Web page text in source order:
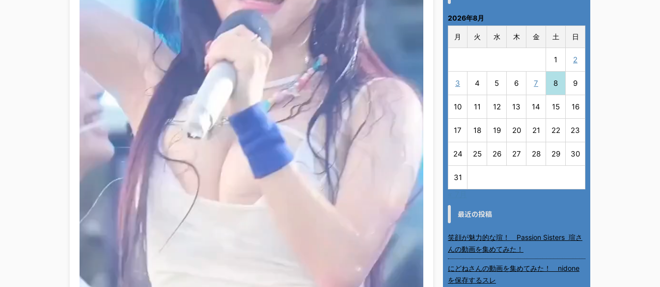
2026年8月
月 火 水 木 金 土 日
1 2
3 4 5 6 7 8 9
10 11 12 13 14 15 16
17 18 19 20 21 22 23
24 25 26 27 28 29 30
31
最近の投稿
笑顔が魅力的な瑄！ Passion Sisters 瑄さ
んの動画を集めてみた！
にどねさんの動画を集めてみた！ nidone
を保存するスレ